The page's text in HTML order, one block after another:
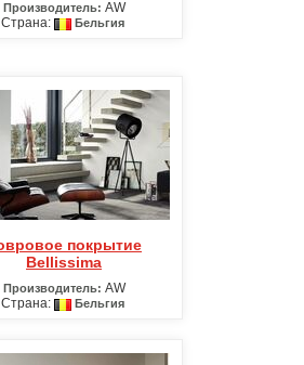
Производитель: AW
Страна:
Бельгия
Bellissima
Производитель: AW
Страна:
Бельгия